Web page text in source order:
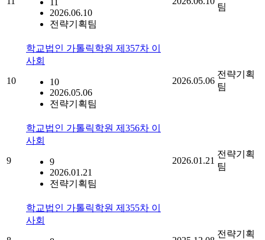
11
2026.06.10
전략기획팀
팀
10
학교법인 가톨릭학원 제357차 이
사회
10
2026.05.06
전략기획팀
2026.05.06
전략기획
팀
9
학교법인 가톨릭학원 제356차 이
사회
9
2026.01.21
전략기획팀
2026.01.21
전략기획
팀
학교법인 가톨릭학원 제355차 이
사회
전략기획